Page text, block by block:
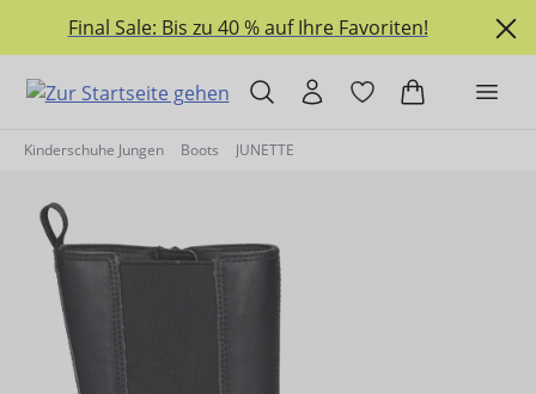
springen
Final Sale: Bis zu 40 % auf Ihre Favoriten!
Kinderschuhe Jungen Boots JUNETTE